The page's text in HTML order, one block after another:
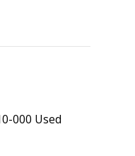
000 Used